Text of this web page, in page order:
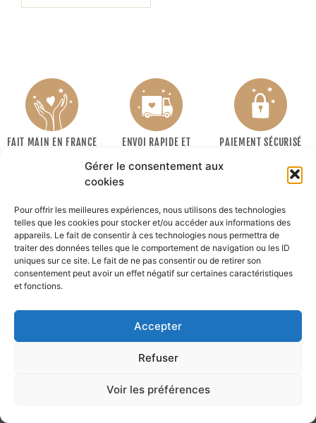
Gérer le consentement aux
cookies
Pour offrir les meilleures expériences, nous utilisons des technologies
telles que les cookies pour stocker et/ou accéder aux informations des
appareils. Le fait de consentir à ces technologies nous permettra de
traiter des données telles que le comportement de navigation ou les ID
uniques sur ce site. Le fait de ne pas consentir ou de retirer son
consentement peut avoir un effet négatif sur certaines caractéristiques
et fonctions.
Accepter
Refuser
Voir les préférences
FAIT MAIN EN FRANCE
ENVOI RAPIDE ET
PAIEMENT SÉCURISÉ
INFORMATIONS
MON COMPTE